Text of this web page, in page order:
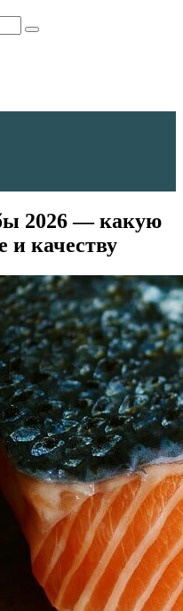
2026 — какую
и качеству